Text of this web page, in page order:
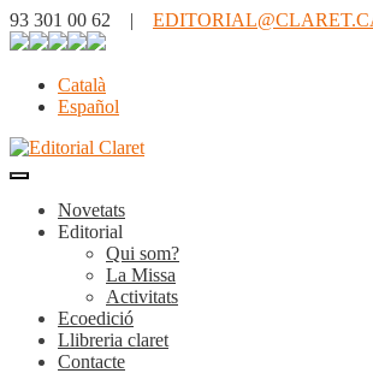
93 301 00 62 |
Català
Español
Novetats
Editorial
Qui som?
La Missa
Activitats
Ecoedició
Llibreria claret
Contacte